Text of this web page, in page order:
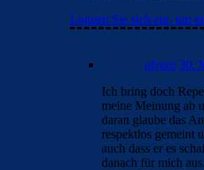
Loggen Sie sich ein, um
alvaro 30.
Ich bring doch
meine Meinung ab
daran glaube das
respektlos gemeint
auch dass er es
danach für mich aus.